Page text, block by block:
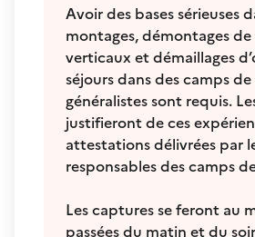
Avoir des bases sérieuses
montages, démontages
verticaux et démaillages
séjours dans des camps
généralistes sont requis.
justifieront de ces
attestations délivrées par
responsables des camps
Les captures se feront au
passées du matin et du